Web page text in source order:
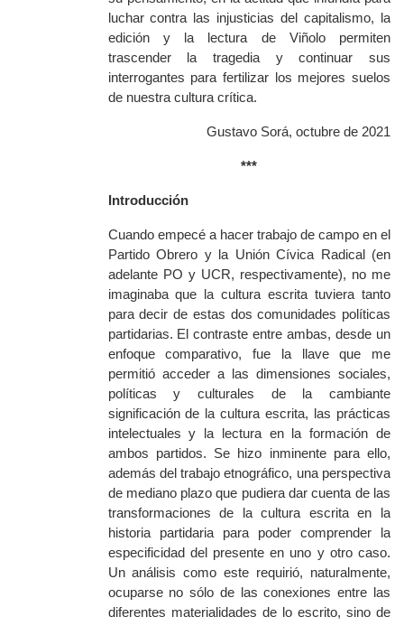
luchar contra las injusticias del capitalismo, la
edición y la lectura de Viñolo permiten
trascender la tragedia y continuar sus
interrogantes para fertilizar los mejores suelos
de nuestra cultura crítica.
Gustavo Sorá, octubre de 2021
***
Introducción
Cuando empecé a hacer trabajo de campo en el
Partido Obrero y la Unión Cívica Radical (en
adelante PO y UCR, respectivamente), no me
imaginaba que la cultura escrita tuviera tanto
para decir de estas dos comunidades políticas
partidarias. El contraste entre ambas, desde un
enfoque comparativo, fue la llave que me
permitió acceder a las dimensiones sociales,
políticas y culturales de la cambiante
significación de la cultura escrita, las prácticas
intelectuales y la lectura en la formación de
ambos partidos. Se hizo inminente para ello,
además del trabajo etnográfico, una perspectiva
de mediano plazo que pudiera dar cuenta de las
transformaciones de la cultura escrita en la
historia partidaria para poder comprender la
especificidad del presente en uno y otro caso.
Un análisis como este requirió, naturalmente,
ocuparse no sólo de las conexiones entre las
diferentes materialidades de lo escrito, sino de